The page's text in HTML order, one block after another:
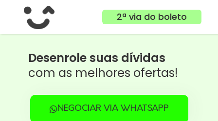
2ª via do boleto
Desenrole suas dívidas
com as melhores ofertas!
NEGOCIAR VIA WHATSAPP